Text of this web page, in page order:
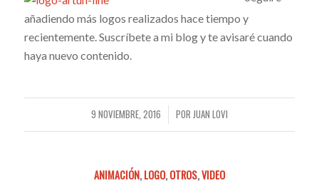
añadiendo más logos realizados hace tiempo y
recientemente. Suscríbete a mi blog y te avisaré cuando
haya nuevo contenido.
9 NOVIEMBRE, 2016
/ POR JUAN LOVI
ANIMACIÓN,LOGO,OTROS,VIDEO